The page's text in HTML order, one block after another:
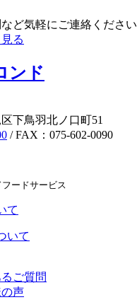
ど気軽にご連絡ください
る
下鳥羽北ノ口町51
/ FAX：075-602-0090
ードサービス
て
いて
ご質問
声